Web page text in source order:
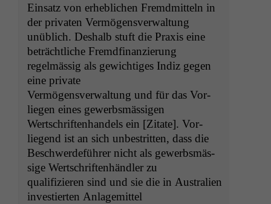
Ein­satz von erhe­blichen Fremd­mit­teln in
der pri­vat­en Vermögensverwaltung
unüblich. Deshalb stuft die Prax­is eine
beträchtliche Fremdfinanzierung
regelmäs­sig als gewichtiges Indiz gegen
eine private
Ver­mö­gensver­wal­tung und für das Vor­
liegen eines gewerbsmässigen
Wertschriften­han­dels ein [Zitate]. Vor­
liegend ist an sich unbe­strit­ten, dass die
Beschw­erde­führer nicht als gewerb­smäs­
sige Wertschriften­händler zu
qual­i­fizieren sind und sie die in Aus­tralien
investierten Anlagemittel
Notwendige
Cookies
Diese
Cookies sind
nicht
optional, es
damit die
Website
korrekt
angezeigt
werden kann.
Statistiken